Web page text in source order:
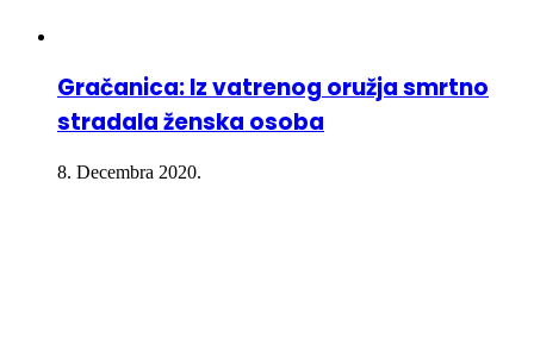
Gračanica: Iz vatrenog oružja smrtno
stradala ženska osoba
8. Decembra 2020.